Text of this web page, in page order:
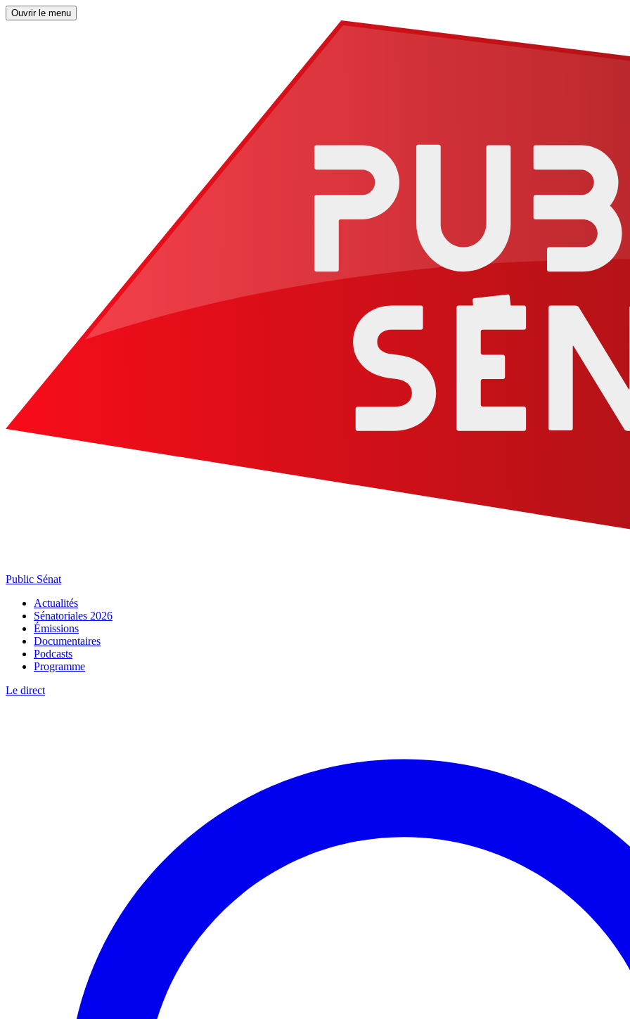
Ouvrir le menu
Public Sénat
Actualités
Sénatoriales 2026
Émissions
Documentaires
Podcasts
Programme
Le direct